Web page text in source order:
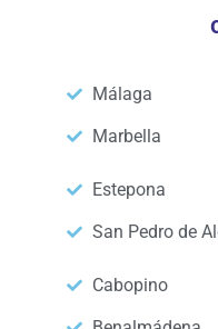
Málaga
Marbella
Estepona
San Pedro de
Cabopino